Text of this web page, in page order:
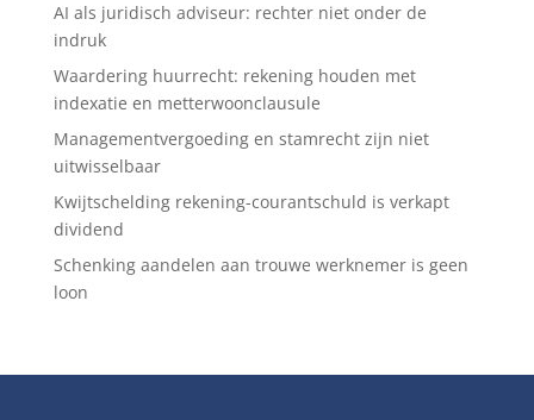
AI als juridisch adviseur: rechter niet onder de
indruk
Waardering huurrecht: rekening houden met
indexatie en metterwoonclausule
Managementvergoeding en stamrecht zijn niet
uitwisselbaar
Kwijtschelding rekening-courantschuld is verkapt
dividend
Schenking aandelen aan trouwe werknemer is geen
loon